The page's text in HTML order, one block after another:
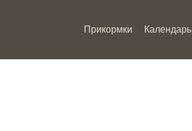
Прикормки Календарь